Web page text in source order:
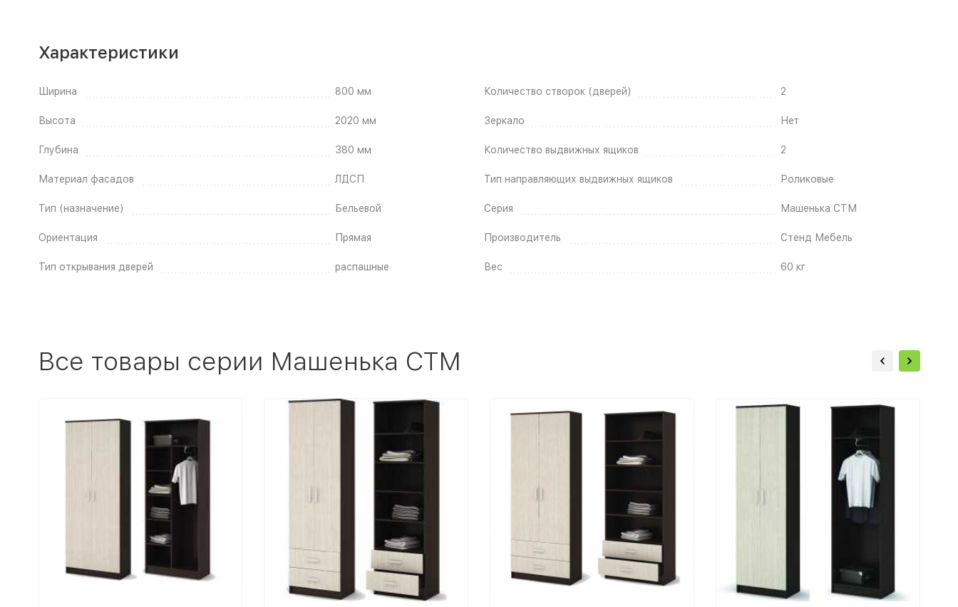
Характеристики
Ширина 800 мм
Высота 2020 мм
Глубина 380 мм
Материал фасадов ЛДСП
Тип (назначение) Бельевой
Ориентация Прямая
Тип открывания дверей распашные
Количество створок (дверей) 2
Зеркало Нет
Количество выдвижных ящиков 2
Тип направляющих выдвижных ящиков Роликовые
Серия Машенька СТМ
Производитель Стенд Мебель
Вес 60 кг
Все товары серии Машенька СТМ